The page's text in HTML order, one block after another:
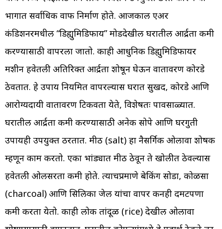
भागात सर्वाधिक वाफ निर्माण होते. आजकाल एअर
कंडिशनरमधील “डिह्युमिडिफाय” मोडदेखील घरातील आर्द्रता कमी
करण्यासाठी वापरला जातो. काही आधुनिक डिह्युमिडिफायर
मशीन हवेतली अतिरिक्त आर्द्रता शोषून घेऊन वातावरण कोरडे
ठेवतात. हे उपाय नियमित वापरल्यास घरात सुखद, कोरडे आणि
आरोग्यदायी वातावरण टिकवता येते, विशेषतः पावसाळ्यात.
घरातील आर्द्रता कमी करण्यासाठी अनेक सोपे आणि घरगुती
उपायही उपयुक्त ठरतात. मीठ (salt) हा नैसर्गिक ओलावा शोषक
म्हणून काम करतो. एका भांड्यात मीठ ठेवून ते खोलीत ठेवल्यास
हवेतली ओलसरता कमी होते. त्याचप्रमाणे बेकिंग सोडा, कोळसा
(charcoal) आणि सिलिका जेल यांचा वापर करूनही दमटपणा
कमी करता येतो. काही लोक तांदूळ (rice) देखील ओलावा